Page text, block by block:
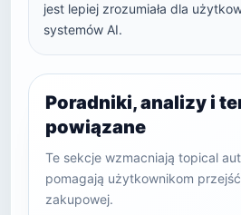
jest lepiej zrozumiała dla
systemów AI.
Poradniki, analizy i
powiązane
Te sekcje wzmacniają topical
pomagają użytkownikom
zakupowej.